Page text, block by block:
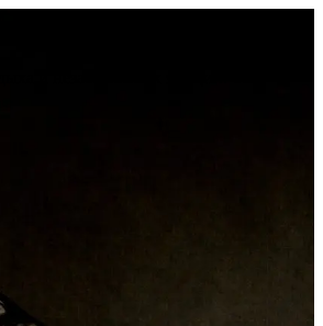
и незабываемых эмоций. Тел: